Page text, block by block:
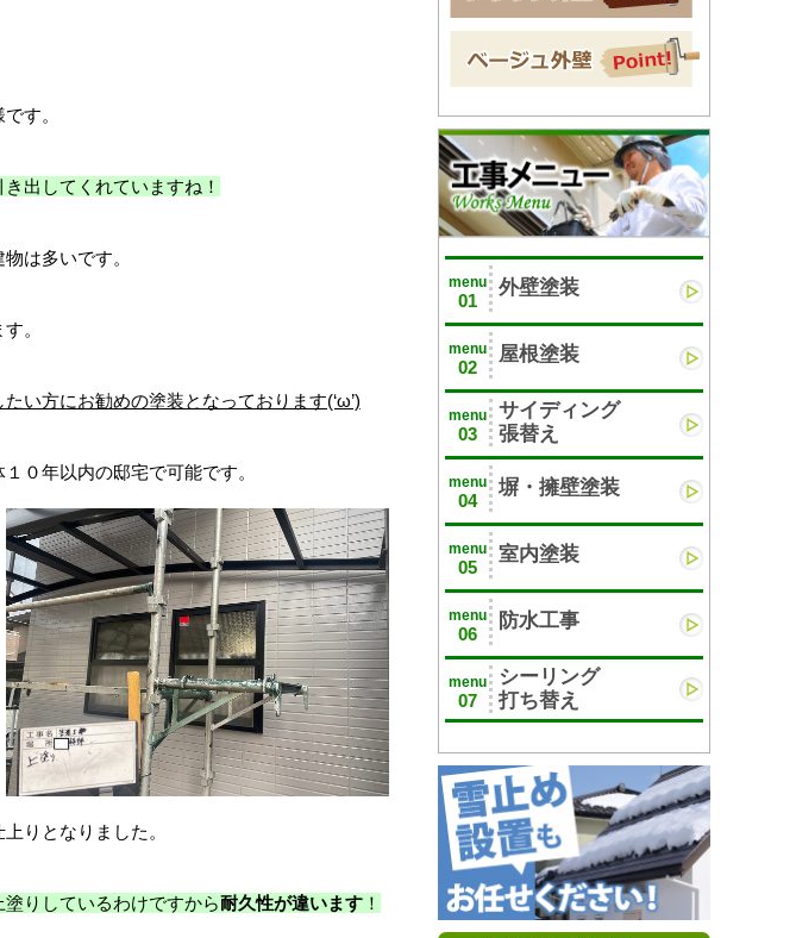
す。
出してくれていますね！
は多いです。
。
い方にお勧めの塗装となっております(‘ω’)
０年以内の邸宅で可能です。
りとなりました。
りしているわけですから耐久性が違います！
menu
01
外壁塗装
menu
02
屋根塗装
menu
03
サイディング
張替え
menu
04
塀・擁壁塗装
menu
05
室内塗装
menu
06
防水工事
menu
07
シーリング
打ち替え